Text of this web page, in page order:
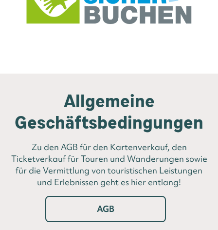
Allgemeine
Geschäftsbedingungen
Zu den AGB für den Kartenverkauf, den
Ticketverkauf für Touren und Wanderungen sowie
für die Vermittlung von touristischen Leistungen
und Erlebnissen geht es hier entlang!
AGB